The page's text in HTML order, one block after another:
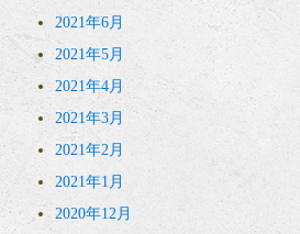
2021年6月
2021年5月
2021年4月
2021年3月
2021年2月
2021年1月
2020年12月